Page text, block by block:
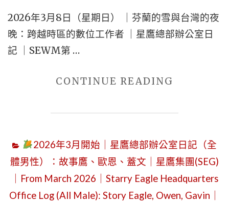
日
記
區
｜
STORY
EAGLE(故
2026年3月8日（星期日） ｜芬蘭的雪與台灣的夜
晚：跨越時區的數位工作者 ｜星鷹總部辦公室日
記 ｜SEWM第 …
CONTINUE READING
3
8
日
（星
期
2026年3月開始｜星鷹總部辦公室日記（全
體男性）：故事鷹、歐恩、蓋文｜星鷹集團(SEG)
｜From March 2026｜Starry Eagle Headquarters
Office Log (All Male): Story Eagle, Owen, Gavin｜